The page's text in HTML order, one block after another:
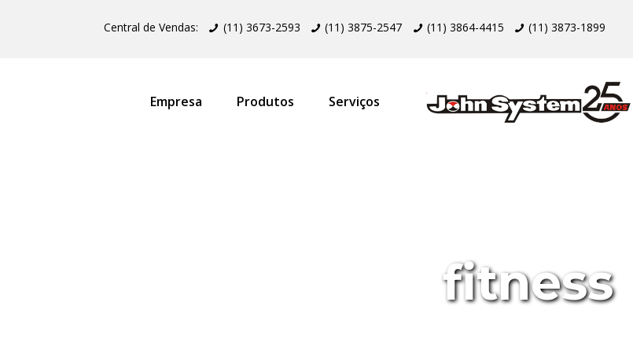
Central de Vendas: (11) 3673-2593 (11) 3875-2547 (11) 3864-4415 (11) 3873-1899
Empresa Produtos Serviços
fitness